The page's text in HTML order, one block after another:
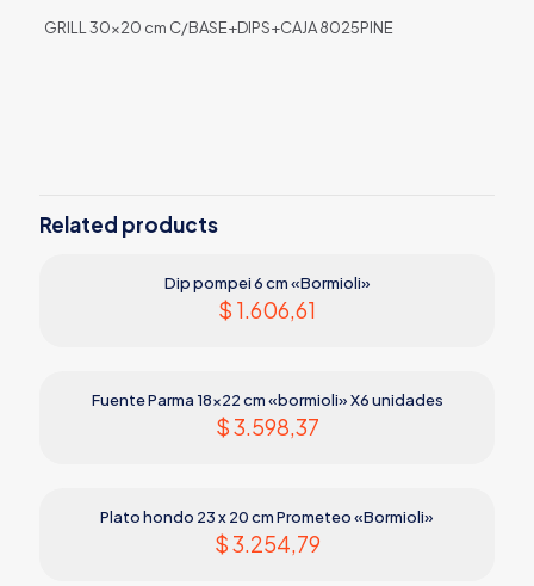
GRILL 30×20 cm C/BASE+DIPS+CAJA 8025PINE
Related products
Dip pompei 6 cm «Bormioli»
$ 1.606,61
Fuente Parma 18×22 cm «bormioli» X6 unidades
$3.598,37
Plato hondo 23 x 20 cm Prometeo «Bormioli»
$3.254,79